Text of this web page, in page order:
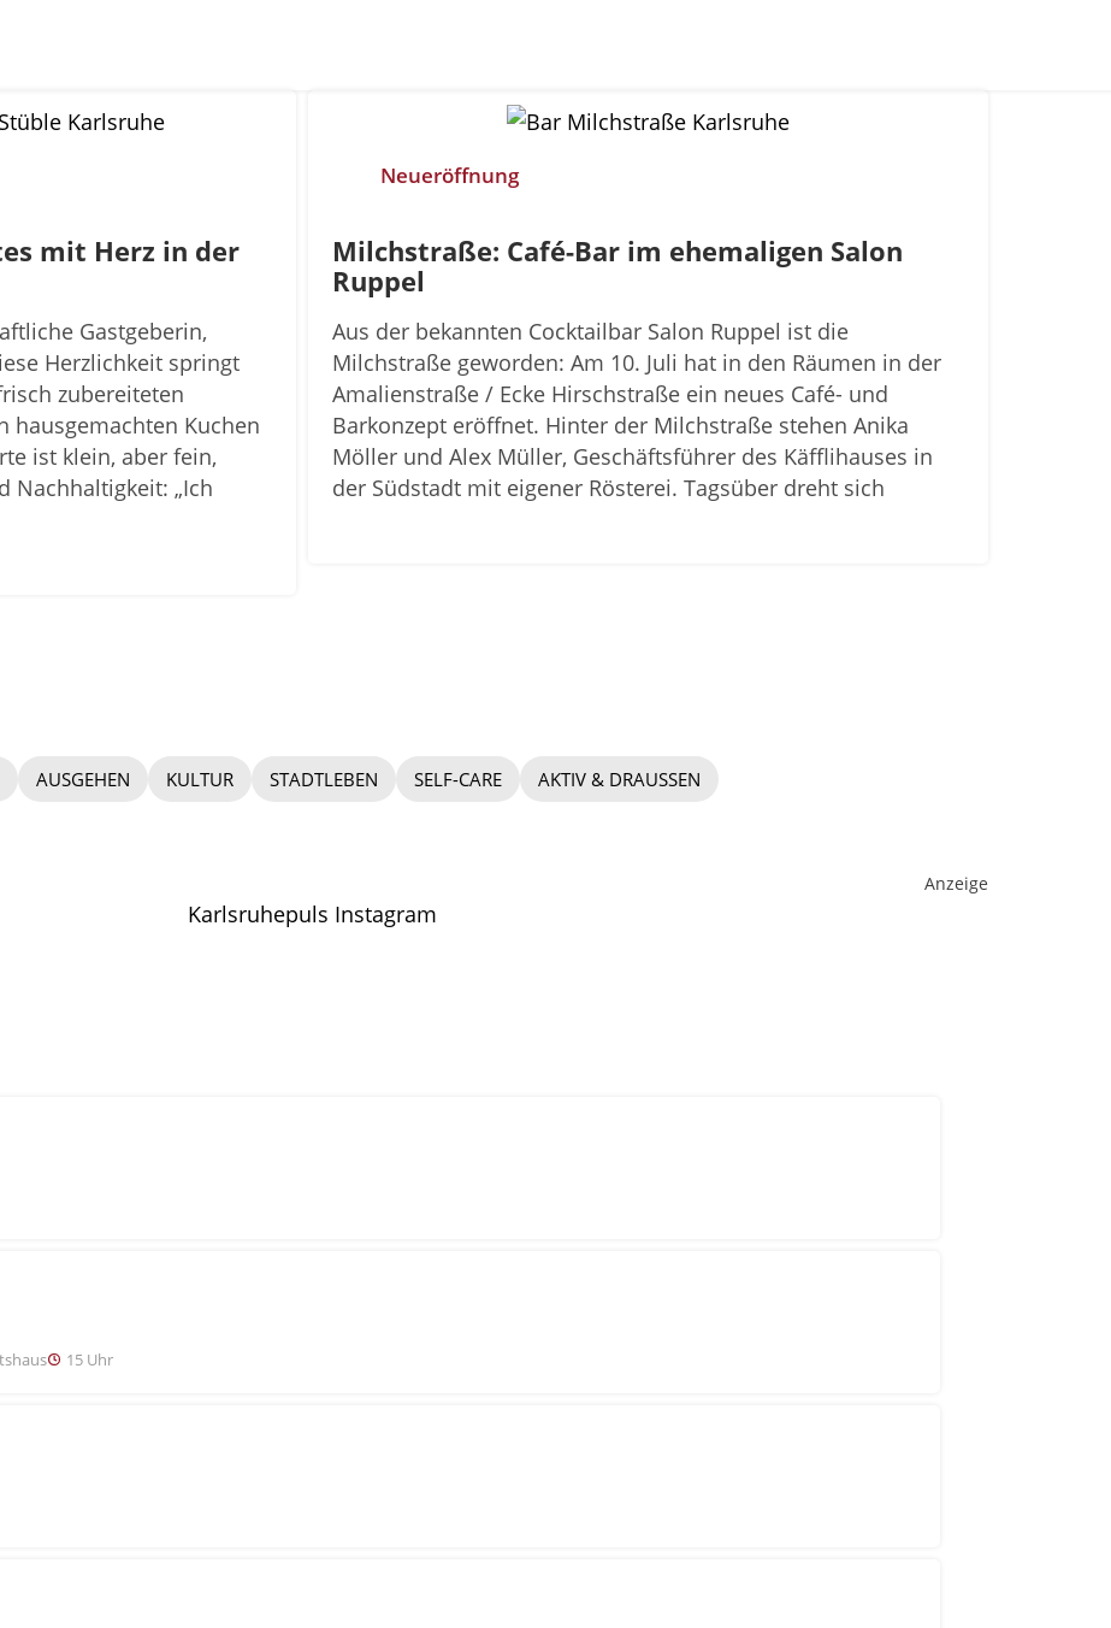
mit Herz in der
Gastgeberin,
Herzlichkeit springt
zubereiteten
hausgemachten Kuchen
ist klein, aber fein,
Nachhaltigkeit: „Ich
Neueröffnung
Milchstraße: Café-Bar im ehemaligen Salon
Ruppel
Aus der bekannten Cocktailbar Salon Ruppel ist die
Milchstraße geworden: Am 10. Juli hat in den Räumen in der
Amalienstraße / Ecke Hirschstraße ein neues Café- und
Barkonzept eröffnet. Hinter der Milchstraße stehen Anika
Möller und Alex Müller, Geschäftsführer des Käfflihauses in
der Südstadt mit eigener Rösterei. Tagsüber dreht sich
AUSGEHEN KULTUR STADTLEBEN SELF-CARE AKTIV & DRAUSSEN
Anzeige
15 Uhr